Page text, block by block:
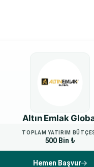
Altın Emlak
TOPLAM YATIRIM
500 Bin ₺
Hemen Başvur